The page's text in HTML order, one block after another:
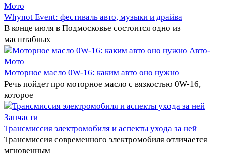
Мото
Whynot Event: фестиваль авто, музыки и драйва
В конце июля в Подмосковье состоится одно из
масштабных
Авто-
Мото
Моторное масло 0W-16: каким авто оно нужно
Речь пойдет про моторное масло с вязкостью 0W-16,
которое
Запчасти
Трансмиссия электромобиля и аспекты ухода за ней
Трансмиссия современного электромобиля отличается
мгновенным